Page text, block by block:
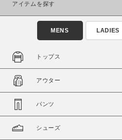
商品タイプ
通常商品
セール価格
在庫
在庫あり
アイテムを探す
MENS LADIES
トップス
アウター
パンツ
シューズ